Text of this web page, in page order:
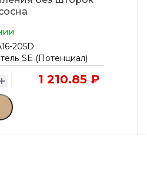
205D
SE (Потенциал)
1 210.85 ₽